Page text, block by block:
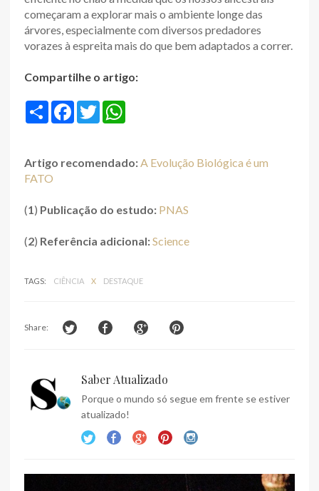
começaram a explorar mais o ambiente longe das
árvores, especialmente com diversos predadores
vorazes à espreita mais do que bem adaptados a correr.
Compartilhe o artigo:
S
F
o
T
w
e
A
Artigo recomendado:A Evolução Biológica é um
FATO
(1) Publicação do estudo: PNAS
(2) Referência adicional:Science
TAGS: CIÊNCIA X DESTAQUE
Share:
Saber Atualizado
Porque o mundo só segue em frente se estiver
atualizado!